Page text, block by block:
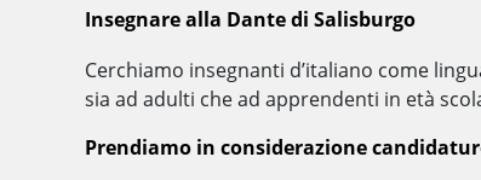
Insegnare alla Dante di Salisburgo
Cerchiamo insegnanti d’italiano come
sia ad adulti che ad apprendenti in età
Prendiamo in considerazione